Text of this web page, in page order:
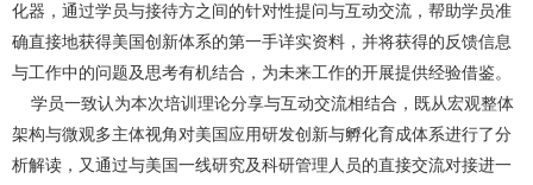
化器，通过学员与接待方之间的针对性提问与互动交流，帮助学员准
确直接地获得美国创新体系的第一手详实资料，并将获得的反馈信息
与工作中的问题及思考有机结合，为未来工作的开展提供经验借鉴。
学员一致认为本次培训理论分享与互动交流相结合，既从宏观整体
架构与微观多主体视角对美国应用研发创新与孵化育成体系进行了分
析解读，又通过与美国一线研究及科研管理人员的直接交流对接进一